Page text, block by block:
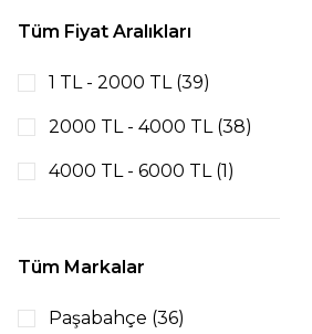
Tüm Fiyat Aralıkları
1 TL - 2000 TL (39)
2000 TL - 4000 TL (38)
4000 TL - 6000 TL (1)
Tüm Markalar
Paşabahçe (36)